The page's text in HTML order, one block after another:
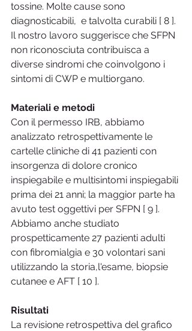
tossine. Molte cause sono
diagnosticabili,  e talvolta curabili [ 8 ].
Il nostro lavoro suggerisce che SFPN
non riconosciuta contribuisca a
diverse sindromi che coinvolgono i
sintomi di CWP e multiorgano.
Materiali e metodi
Con il permesso IRB, abbiamo
analizzato retrospettivamente le
cartelle cliniche di 41 pazienti con
insorgenza di dolore cronico
inspiegabile e multisintomi inspiegabili
prima dei 21 anni; la maggior parte ha
avuto test oggettivi per SFPN [ 9 ].
Abbiamo anche studiato
prospetticamente 27 pazienti adulti
con fibromialgia e 30 volontari sani
utilizzando la storia,l'esame, biopsie
cutanee e AFT [ 10 ].
Risultati
La revisione retrospettiva del grafico